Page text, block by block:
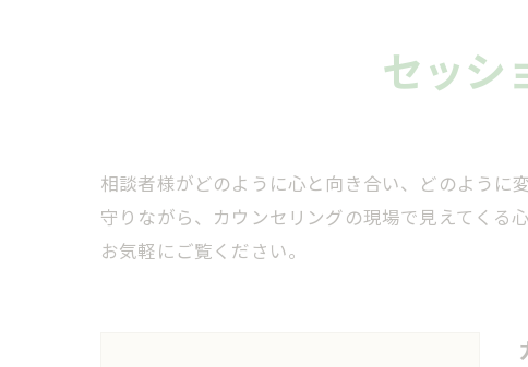
セッシ
相談者様がどのように心と向き合い、どのように
守りながら、カウンセリングの現場で見えてくる
お気軽にご覧ください。